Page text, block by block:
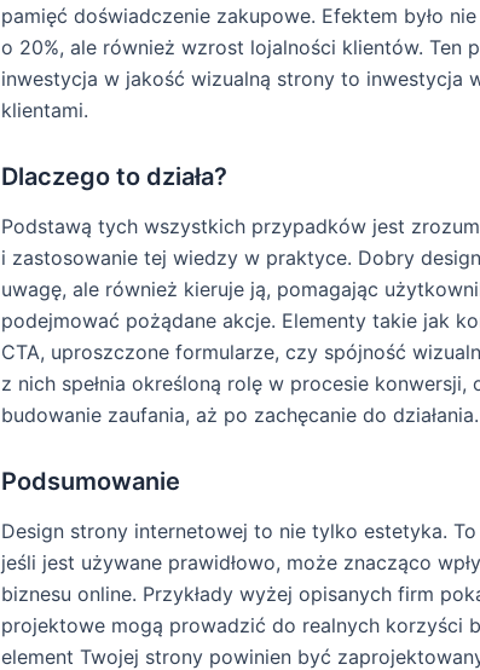
pamięć doświadczenie zakupowe. Efektem było
o 20%, ale również wzrost lojalności klientów. Ten
inwestycja w jakość wizualną strony to inwestycja
klientami.
Dlaczego to działa?
Podstawą tych wszystkich przypadków jest
i zastosowanie tej wiedzy w praktyce. Dobry
uwagę, ale również kieruje ją, pomagając
podejmować pożądane akcje. Elementy takie jak
CTA, uproszczone formularze, czy spójność
z nich spełnia określoną rolę w procesie
budowanie zaufania, aż po zachęcanie do działania.
Podsumowanie
Design strony internetowej to nie tylko estetyka.
jeśli jest używane prawidłowo, może znacząco
biznesu online. Przykłady wyżej opisanych firm
projektowe mogą prowadzić do realnych korzyści
element Twojej strony powinien być